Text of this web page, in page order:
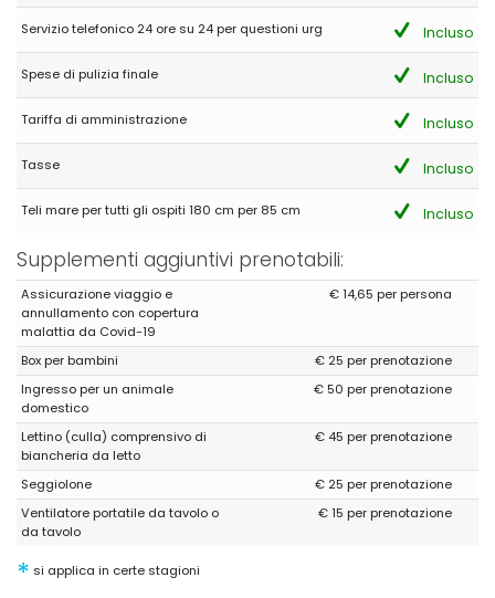
Leider kein Wäschetrockner im Haus, Aussengelände sollte mal
renoviert werden.
(Tradotto da Google)
Purtroppo non c'è l'asciugatrice in casa, l'area esterna dovrebbe
- 8,0
(Testo originale)
A property to enjoy, relax and chill. We came away refreshed and
having benefited enormously from our stay. The staff at Agüilla
Rent we’re always helpful and offering support throughout our
stay.
(Tradotto da Google)
Una proprietà per divertirsi, rilassarsi e rilassarsi. Siamo usciti
riposati e dopo aver beneficiato enormemente del nostro
soggiorno. Il personale di Agüilla Rent è sempre disponibile e
offre supporto durante tutto il nostro soggiorno.
(Testo originale)
Servizio telefonico 24 ore su 24 per questioni urg Incluso
Spese di pulizia finale Incluso
Tariffa di amministrazione Incluso
Tasse Incluso
Teli mare per tutti gli ospiti 180 cm per 85 cm Incluso
Supplementi aggiuntivi prenotabili:
Assicurazione viaggio e
annullamento con copertura
malattia da Covid-19
€ 14,65 per persona
Box per bambini
€ 25 per prenotazione
Ingresso per un animale
domestico
€ 50 per prenotazione
Lettino (culla) comprensivo di
biancheria da letto
€ 45 per prenotazione
Seggiolone
€ 25 per prenotazione
Ventilatore portatile da tavolo o
da tavolo
€ 15 per prenotazione
* si applica in certe stagioni